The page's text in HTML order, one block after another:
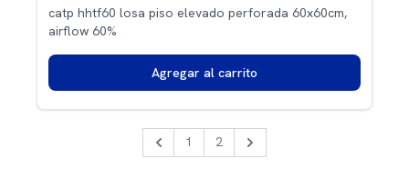
catp hhtf60 losa piso elevado perforada 60x60cm,
airflow 60%
Agregar al carrito
Previous
1 2 Next